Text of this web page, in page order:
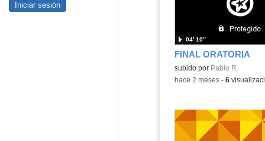
Iniciar sesión
FINAL ORATORIA
Contenido educativo.
subido por Pablo R.
04′ 10″
-hace 2 meses- 6